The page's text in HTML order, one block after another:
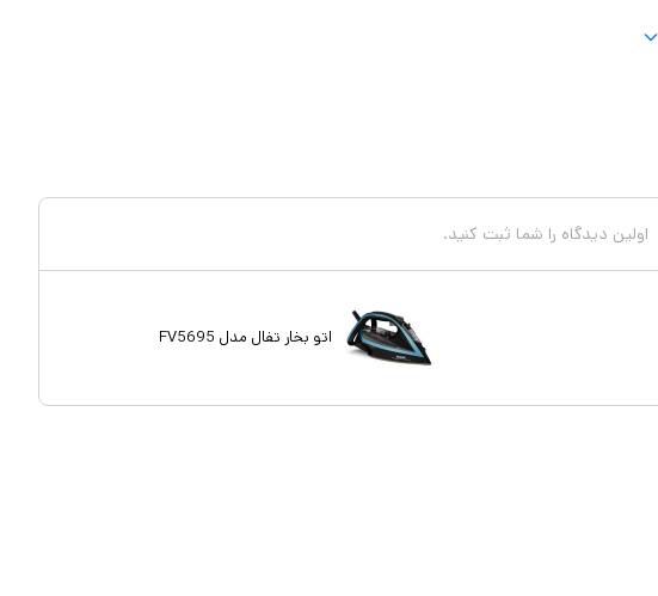
اولین دیدگاه را شما ثبت کنید.
اتو بخار تفال مدل FV5695